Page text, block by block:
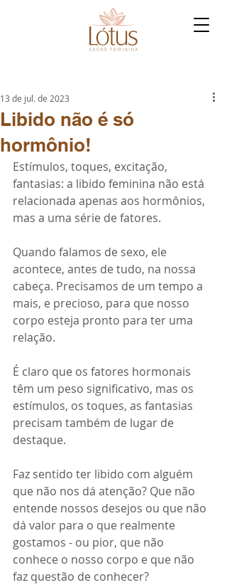
Libido não é só
hormônio!
13 de jul. de 2023
Estímulos, toques, excitação,
fantasias: a libido feminina não está
relacionada apenas aos hormônios,
mas a uma série de fatores.
Quando falamos de sexo, ele
acontece, antes de tudo, na nossa
cabeça. Precisamos de um tempo a
mais, e precioso, para que nosso
corpo esteja pronto para ter uma
relação.
É claro que os fatores hormonais
têm um peso significativo, mas os
estímulos, os toques, as fantasias
precisam também de lugar de
destaque.
Faz sentido ter libido com alguém
que não nos dá atenção? Que não
entende nossos desejos ou que não
dá valor para o que realmente
gostamos - ou pior, que não
conhece o nosso corpo e que não
faz questão de conhecer?